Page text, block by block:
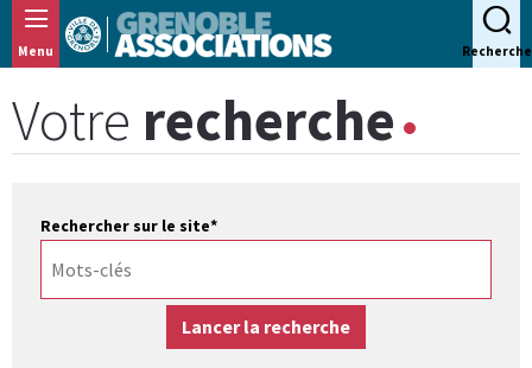
Panneau de gestion des cookies
Menu Recherche
Votre recherche
Rechercher sur le site*